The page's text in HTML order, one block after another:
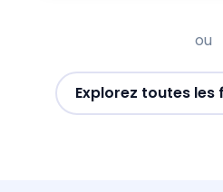
ou
Explorez toutes